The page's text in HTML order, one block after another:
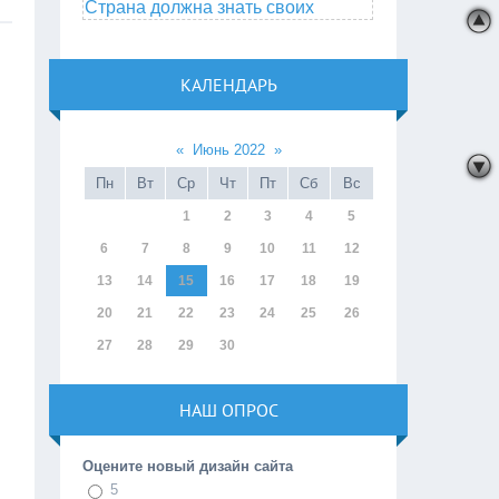
Страна должна знать своих
КАЛЕНДАРЬ
« Июнь 2022 »
Пн
Вт Ср Чт Пт Сб Вс
1 2 3 4 5
6 7 8 9 10 11 12
13 14 15 16 17 18 19
20 21 22 23 24 25 26
27 28 29 30
НАШ ОПРОС
Оцените новый дизайн сайта
5